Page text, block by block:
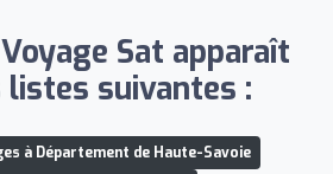
Sat apparaît
listes suivantes :
à Département de Haute-Savoie